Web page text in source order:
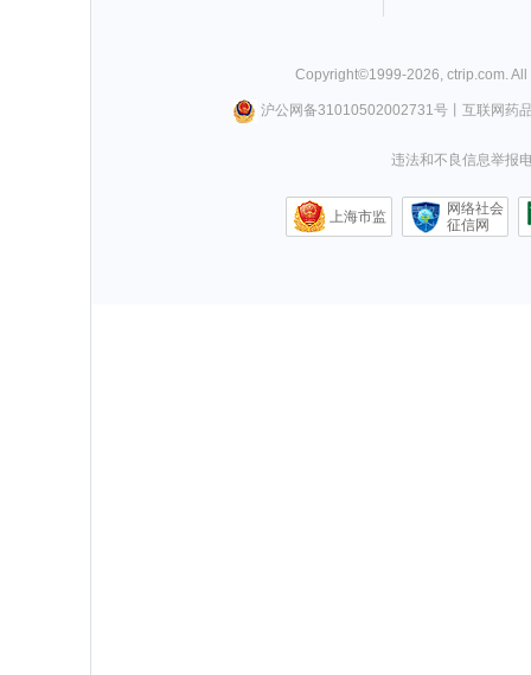
Copyright©1999-2026, ctrip.com.
沪公网备31010502002731号丨 互联网药
违法和不良信息举报
上海市监
网络社会
征信网